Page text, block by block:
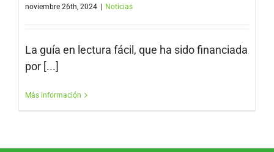
noviembre 26th, 2024 Noticias
La guía en lectura fácil, que ha sido financiada
por [...]
Más información